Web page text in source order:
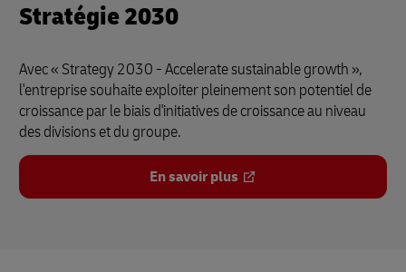
Stratégie 2030
Avec « Strategy 2030 - Accelerate sustainable growth »,
l'entreprise souhaite exploiter pleinement son potentiel de
croissance par le biais d'initiatives de croissance au niveau
des divisions et du groupe.
En savoir plus